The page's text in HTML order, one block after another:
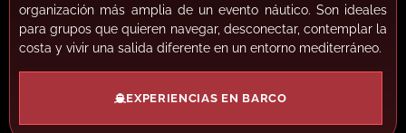
organización más amplia de un evento náutico. Son ideales
para grupos que quieren navegar, desconectar, contemplar la
costa y vivir una salida diferente en un entorno mediterráneo.
EXPERIENCIAS EN BARCO